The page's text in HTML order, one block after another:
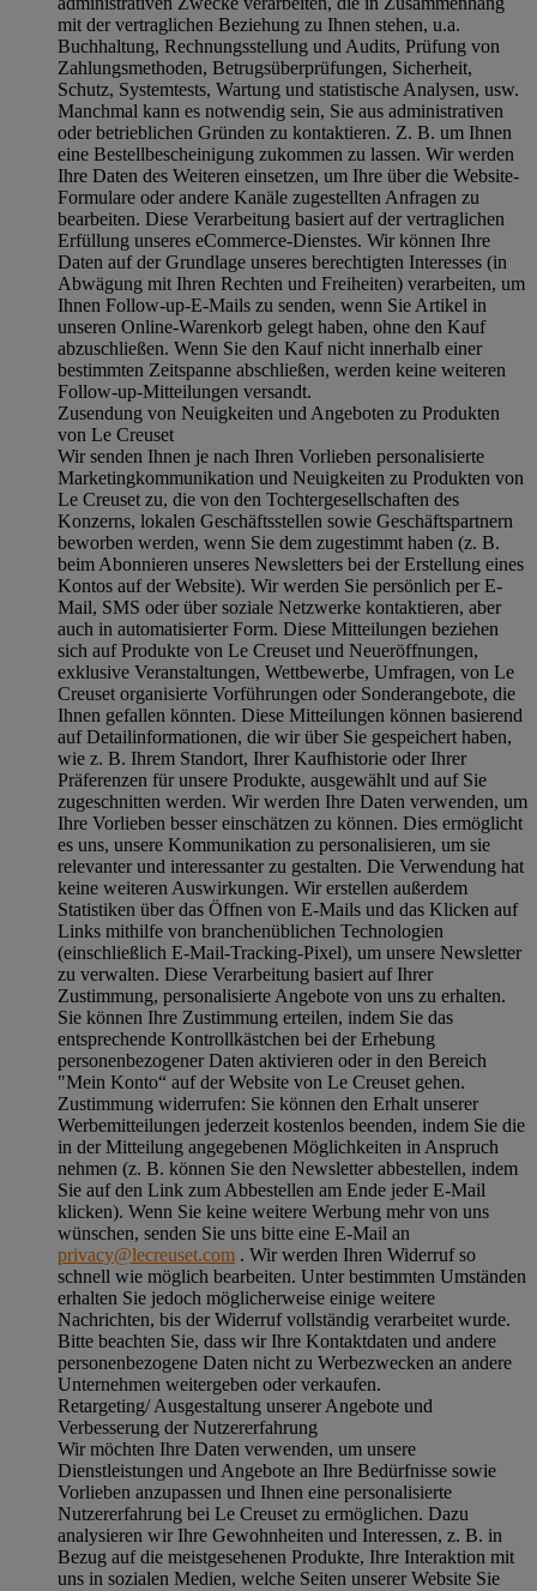
mit der vertraglichen Beziehung zu Ihnen stehen, u.a.
Buchhaltung, Rechnungsstellung und Audits, Prüfung von
Zahlungsmethoden, Betrugsüberprüfungen, Sicherheit,
Schutz, Systemtests, Wartung und statistische Analysen, usw.
Manchmal kann es notwendig sein, Sie aus administrativen
oder betrieblichen Gründen zu kontaktieren. Z. B. um Ihnen
eine Bestellbescheinigung zukommen zu lassen. Wir werden
Ihre Daten des Weiteren einsetzen, um Ihre über die Website-
Formulare oder andere Kanäle zugestellten Anfragen zu
bearbeiten. Diese Verarbeitung basiert auf der vertraglichen
Erfüllung unseres eCommerce-Dienstes. Wir können Ihre
Daten auf der Grundlage unseres berechtigten Interesses (in
Abwägung mit Ihren Rechten und Freiheiten) verarbeiten, um
Ihnen Follow-up-E-Mails zu senden, wenn Sie Artikel in
unseren Online-Warenkorb gelegt haben, ohne den Kauf
abzuschließen. Wenn Sie den Kauf nicht innerhalb einer
bestimmten Zeitspanne abschließen, werden keine weiteren
Follow-up-Mitteilungen versandt.
Zusendung von Neuigkeiten und Angeboten zu Produkten
von Le Creuset
Wir senden Ihnen je nach Ihren Vorlieben personalisierte
Marketingkommunikation und Neuigkeiten zu Produkten von
Le Creuset zu, die von den Tochtergesellschaften des
Konzerns, lokalen Geschäftsstellen sowie Geschäftspartnern
beworben werden, wenn Sie dem zugestimmt haben (z. B.
beim Abonnieren unseres Newsletters bei der Erstellung eines
Kontos auf der Website). Wir werden Sie persönlich per E-
Mail, SMS oder über soziale Netzwerke kontaktieren, aber
auch in automatisierter Form. Diese Mitteilungen beziehen
sich auf Produkte von Le Creuset und Neueröffnungen,
exklusive Veranstaltungen, Wettbewerbe, Umfragen, von Le
Creuset organisierte Vorführungen oder Sonderangebote, die
Ihnen gefallen könnten. Diese Mitteilungen können basierend
auf Detailinformationen, die wir über Sie gespeichert haben,
wie z. B. Ihrem Standort, Ihrer Kaufhistorie oder Ihrer
Präferenzen für unsere Produkte, ausgewählt und auf Sie
zugeschnitten werden. Wir werden Ihre Daten verwenden, um
Ihre Vorlieben besser einschätzen zu können. Dies ermöglicht
es uns, unsere Kommunikation zu personalisieren, um sie
relevanter und interessanter zu gestalten. Die Verwendung hat
keine weiteren Auswirkungen. Wir erstellen außerdem
Statistiken über das Öffnen von E-Mails und das Klicken auf
Links mithilfe von branchenüblichen Technologien
(einschließlich E-Mail-Tracking-Pixel), um unsere Newsletter
zu verwalten. Diese Verarbeitung basiert auf Ihrer
Zustimmung, personalisierte Angebote von uns zu erhalten.
Sie können Ihre Zustimmung erteilen, indem Sie das
entsprechende Kontrollkästchen bei der Erhebung
personenbezogener Daten aktivieren oder in den Bereich
"Mein Konto“ auf der Website von Le Creuset gehen.
Zustimmung widerrufen: Sie können den Erhalt unserer
Werbemitteilungen jederzeit kostenlos beenden, indem Sie die
in der Mitteilung angegebenen Möglichkeiten in Anspruch
nehmen (z. B. können Sie den Newsletter abbestellen, indem
Sie auf den Link zum Abbestellen am Ende jeder E-Mail
klicken). Wenn Sie keine weitere Werbung mehr von uns
wünschen, senden Sie uns bitte eine E-Mail an
privacy@lecreuset.com . Wir werden Ihren Widerruf so
schnell wie möglich bearbeiten. Unter bestimmten Umständen
erhalten Sie jedoch möglicherweise einige weitere
Nachrichten, bis der Widerruf vollständig verarbeitet wurde.
Bitte beachten Sie, dass wir Ihre Kontaktdaten und andere
personenbezogene Daten nicht zu Werbezwecken an andere
Unternehmen weitergeben oder verkaufen.
Retargeting/ Ausgestaltung unserer Angebote und
Verbesserung der Nutzererfahrung
Wir möchten Ihre Daten verwenden, um unsere
Dienstleistungen und Angebote an Ihre Bedürfnisse sowie
Vorlieben anzupassen und Ihnen eine personalisierte
Nutzererfahrung bei Le Creuset zu ermöglichen. Dazu
analysieren wir Ihre Gewohnheiten und Interessen, z. B. in
Bezug auf die meistgesehenen Produkte, Ihre Interaktion mit
uns in sozialen Medien, welche Seiten unserer Website Sie